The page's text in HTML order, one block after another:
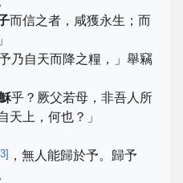
而信之者，咸獲永生；而
乃自天而降之糧，」舉竊
乎？厥父若母，非吾人所
天上，何也？」
3] ，無人能歸於予。歸予